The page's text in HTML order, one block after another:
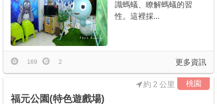
識螞蟻、瞭解螞蟻的習
性。這裡採...
更多資訊
169 2
桃園
約 2 公里
福元公園(特色遊戲場)